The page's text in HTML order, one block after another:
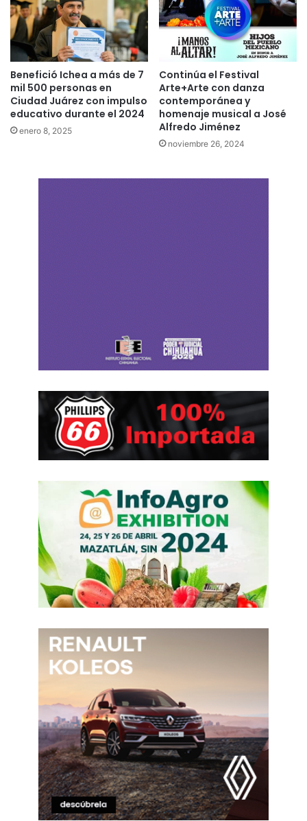
Benefició Ichea a más de 7
mil 500 personas en
Ciudad Juárez con impulso
educativo durante el 2024
enero 8, 2025
Continúa el Festival
Arte+Arte con danza
contemporánea y
homenaje musical a José
Alfredo Jiménez
noviembre 26, 2024